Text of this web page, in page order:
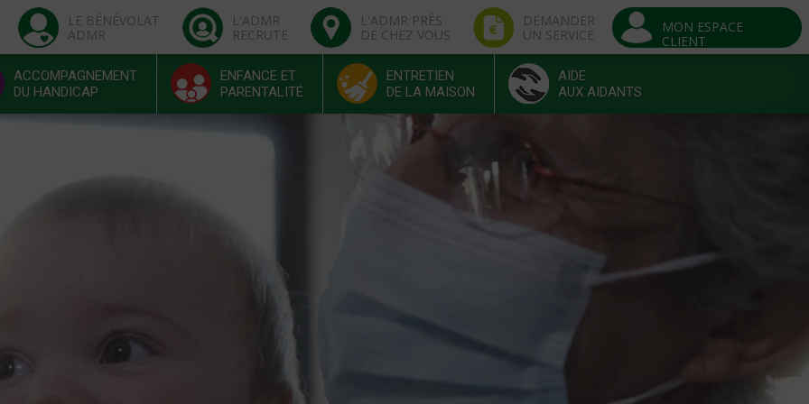
LE BÉNÉVOLAT
ADMR
L'ADMR
RECRUTE
L'ADMR PRÈS
DE CHEZ VOUS
DEMANDER
UN SERVICE
MON ESPACE
CLIENT
ACCOMPAGNEMENT
DU HANDICAP
ENFANCE ET
PARENTALITÉ
ENTRETIEN
DE LA MAISON
AIDE
AUX AIDANTS